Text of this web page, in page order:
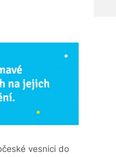
vesnici do